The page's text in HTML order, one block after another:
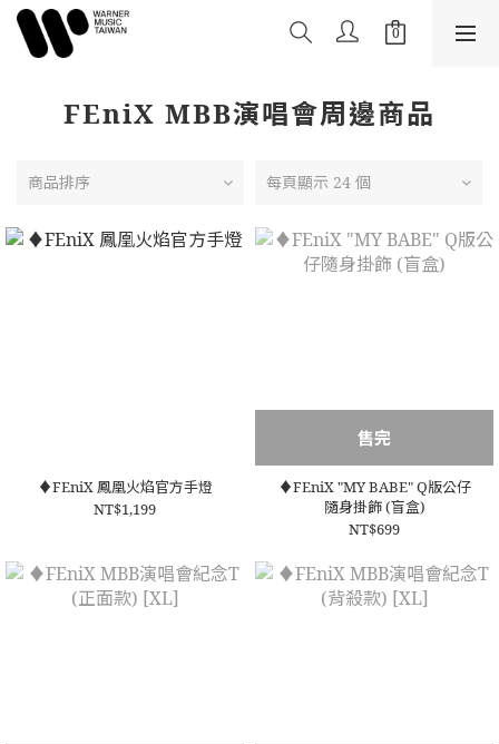
FEniX MBB演唱會周邊商品
商品排序 每頁顯示 24 個
♦️FEniX 鳳凰火焰官方手燈
NT$1,199
售完
♦️FEniX "MY BABE" Q版公仔
隨身掛飾 (盲盒)
NT$699